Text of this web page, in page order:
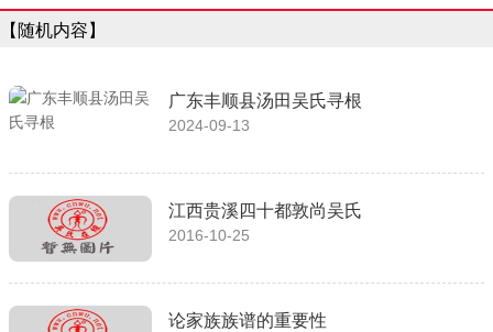
【随机内容】
广东丰顺县汤田吴氏寻根
2024-09-13
江西贵溪四十都敦尚吴氏
2016-10-25
论家族族谱的重要性